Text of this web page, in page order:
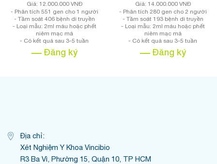
Giá: 12.000.000 VNĐ
- Phân tích 551 gen cho 1 người
- Tầm soát 406 bệnh di truyền
- Loại mẫu: 2ml máu hoặc phết
niêm mạc má
- Có kết quả sau 3-5 tuần
Đăng ký
Giá: 14.000.000 VNĐ
- Phân tích 280 gen cho 2 người
- Tầm soát 193 bệnh di truyền
- Loại mẫu: 2ml máu hoặc phết
niêm mạc má
- Có kết quả sau 3-5 tuần
Đăng ký
Địa chỉ:
Xét Nghiệm Y Khoa Vincibio
R3 Ba Vì, Phường 15, Quận 10, TP HCM